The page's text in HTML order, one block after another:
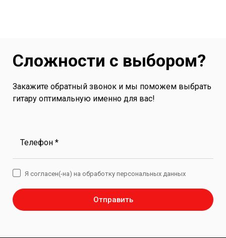
Сложности с выбором?
Закажите обратный звонок и мы поможем выбрать
гитару оптимальную именно для вас!
Телефон *
Отправить
Я согласен(-на) на обработку персональных данных